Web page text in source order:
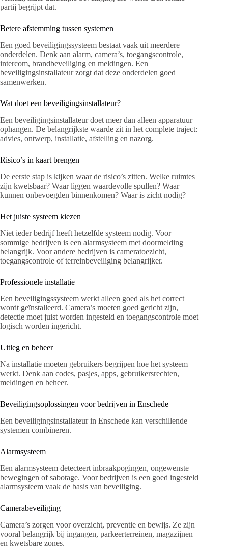
partij begrijpt dat.
Betere afstemming tussen systemen
Een goed beveiligingssysteem bestaat vaak uit meerdere
onderdelen. Denk aan alarm, camera’s, toegangscontrole,
intercom, brandbeveiliging en meldingen. Een
beveiligingsinstallateur zorgt dat deze onderdelen goed
samenwerken.
Wat doet een beveiligingsinstallateur?
Een beveiligingsinstallateur doet meer dan alleen apparatuur
ophangen. De belangrijkste waarde zit in het complete traject:
advies, ontwerp, installatie, afstelling en nazorg.
Risico’s in kaart brengen
De eerste stap is kijken waar de risico’s zitten. Welke ruimtes
zijn kwetsbaar? Waar liggen waardevolle spullen? Waar
kunnen onbevoegden binnenkomen? Waar is zicht nodig?
Het juiste systeem kiezen
Niet ieder bedrijf heeft hetzelfde systeem nodig. Voor
sommige bedrijven is een alarmsysteem met doormelding
belangrijk. Voor andere bedrijven is cameratoezicht,
toegangscontrole of terreinbeveiliging belangrijker.
Professionele installatie
Een beveiligingssysteem werkt alleen goed als het correct
wordt geïnstalleerd. Camera’s moeten goed gericht zijn,
detectie moet juist worden ingesteld en toegangscontrole moet
logisch worden ingericht.
Uitleg en beheer
Na installatie moeten gebruikers begrijpen hoe het systeem
werkt. Denk aan codes, pasjes, apps, gebruikersrechten,
meldingen en beheer.
Beveiligingsoplossingen voor bedrijven in Enschede
Een beveiligingsinstallateur in Enschede kan verschillende
systemen combineren.
Alarmsysteem
Een alarmsysteem detecteert inbraakpogingen, ongewenste
bewegingen of sabotage. Voor bedrijven is een goed ingesteld
alarmsysteem vaak de basis van beveiliging.
Camerabeveiliging
Camera’s zorgen voor overzicht, preventie en bewijs. Ze zijn
vooral belangrijk bij ingangen, parkeerterreinen, magazijnen
en kwetsbare zones.